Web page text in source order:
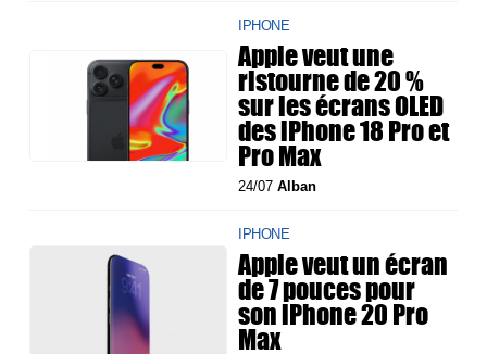
IPHONE
Apple veut une
ristourne de 20 %
sur les écrans OLED
des iPhone 18 Pro et
Pro Max
24/07Alban
IPHONE
Apple veut un écran
de 7 pouces pour
son iPhone 20 Pro
Max